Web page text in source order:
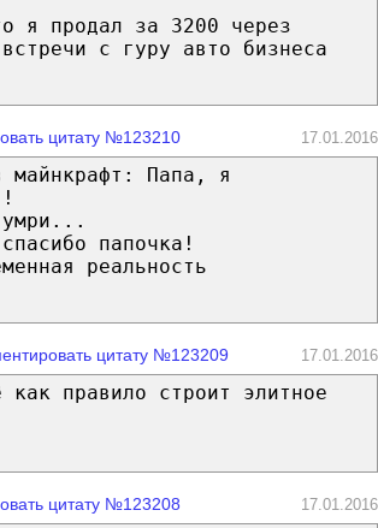
я продал за 3200 через
с гуру авто бизнеса
цитату №123210 17.01.2016
майнкрафт: Папа, я
умри...
папочка!
реальность
цитату №123209 17.01.2016
как правило строит элитное
цитату №123208 17.01.2016